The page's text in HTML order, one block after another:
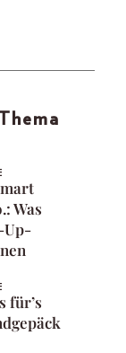
Was
Up-
für’s